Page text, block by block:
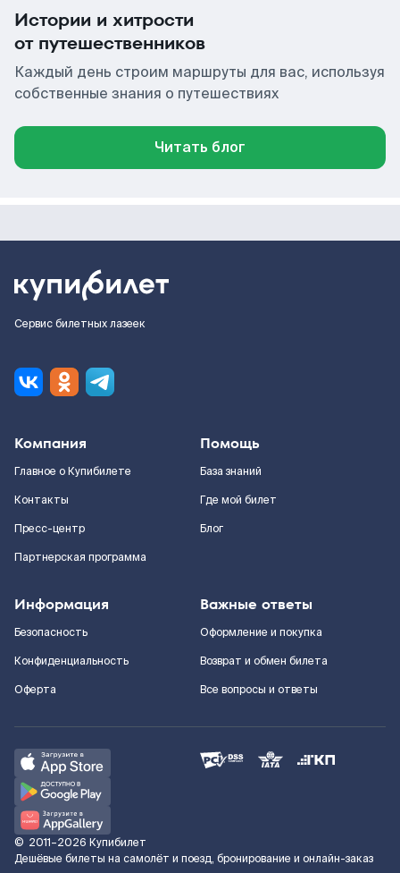
Истории и хитрости
от путешественников
Каждый день строим маршруты для вас, используя
собственные знания о путешествиях
Читать блог
Сервис билетных лазеек
Компания
Главное о Купибилете
Контакты
Пресс-центр
Партнерская программа
Помощь
База знаний
Где мой билет
Блог
Информация
Безопасность
Конфиденциальность
Оферта
Важные ответы
Оформление и покупка
Возврат и обмен билета
Все вопросы и ответы
© 2011–2026 Купибилет
Дешёвые билеты на самолёт и поезд, бронирование и онлайн-заказ